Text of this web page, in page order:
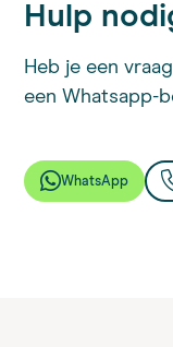
Hulp
Heb je een
een Whatsapp-
WhatsApp